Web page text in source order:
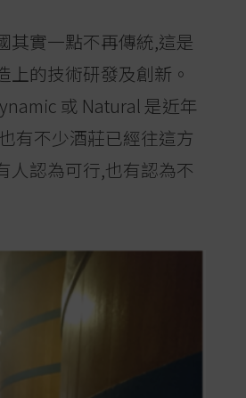
其實一點不再傳統,這是
上的技術研發及創新。
或 Natural 是近年
有不少酒莊已經往這方
人認為可行,也有認為不